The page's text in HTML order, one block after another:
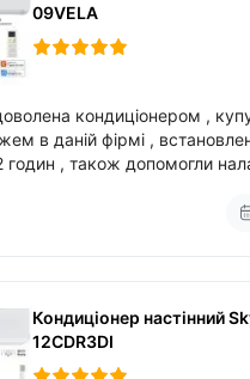
09VELA
кондиціонером ,
зайняло
налаштувати
Кондиціонер настінний
12CDR3DI